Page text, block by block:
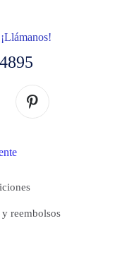
reembolsos